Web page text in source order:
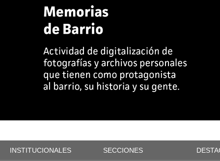
INSTITUCIONALES SECCIONES